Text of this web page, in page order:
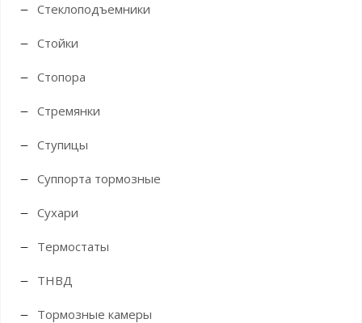
Стеклоподъемники
Стойки
Стопора
Стремянки
Ступицы
Суппорта тормозные
Сухари
Термостаты
ТНВД
Тормозные камеры